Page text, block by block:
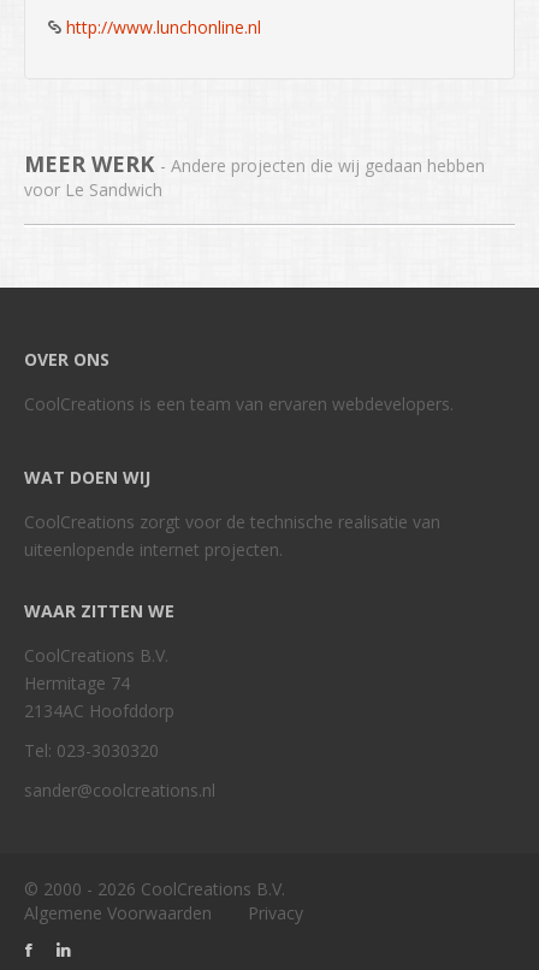
http://www.lunchonline.nl
MEER WERK - Andere projecten die wij gedaan hebben
voor Le Sandwich
OVER ONS
CoolCreations is een team van ervaren webdevelopers.
WAT DOEN WIJ
CoolCreations zorgt voor de technische realisatie van
uiteenlopende internet projecten.
WAAR ZITTEN WE
CoolCreations B.V.
Hermitage 74
2134AC Hoofddorp
Tel: 023-3030320
sander@coolcreations.nl
© 2000 - 2026 CoolCreations B.V.
Algemene Voorwaarden
Privacy